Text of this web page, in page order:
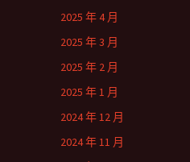
2025 年 4 月
2025 年 3 月
2025 年 2 月
2025 年 1 月
2024 年 12 月
2024 年 11 月